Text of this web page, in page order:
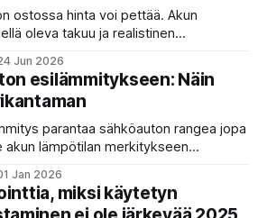
ostossa hinta voi pettää. Akun
oleva takuu ja realistinen
teetkö loistokaupan vai kalliin
raja, parhaat testit ja takuuehdot
Jun 2026
esilämmitykseen: Näin
parantaa sähköauton rangea jopa
akun lämpötilan merkitykseen
kannalta. Katso, miten
ja säästät energiaa oikeaoppisella
Jan 2026
miksi käytetyn